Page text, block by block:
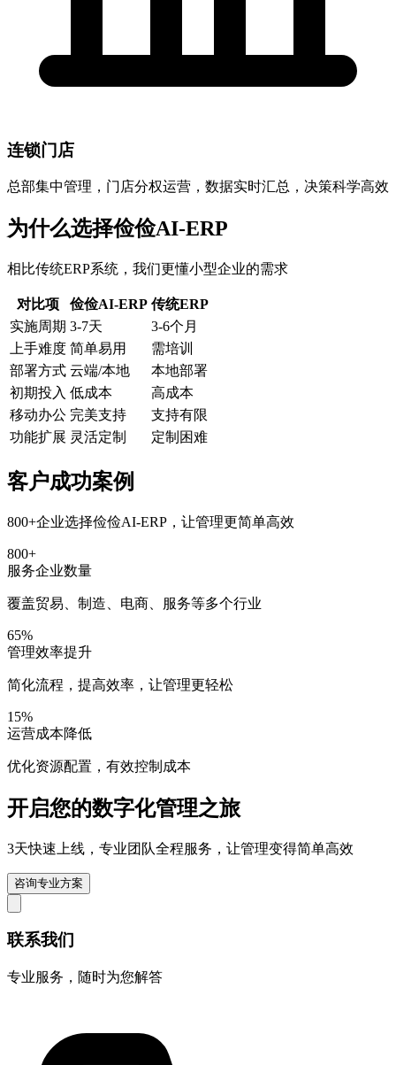
连锁门店
总部集中管理，门店分权运营，数据实时汇总，决策科学高效
为什么选择俭俭AI-ERP
相比传统ERP系统，我们更懂小型企业的需求
对比项 俭俭AI-ERP 传统ERP
实施周期 3-7天
3-6个月
上手难度 简单易用
需培训
部署方式 云端/本地
本地部署
初期投入 低成本
高成本
移动办公 完美支持
支持有限
功能扩展 灵活定制 定制困难
客户成功案例
800+企业选择俭俭AI-ERP，让管理更简单高效
800+
服务企业数量
覆盖贸易、制造、电商、服务等多个行业
65%
管理效率提升
简化流程，提高效率，让管理更轻松
15%
运营成本降低
优化资源配置，有效控制成本
开启您的数字化管理之旅
3天快速上线，专业团队全程服务，让管理变得简单高效
咨询专业方案
联系我们
专业服务，随时为您解答